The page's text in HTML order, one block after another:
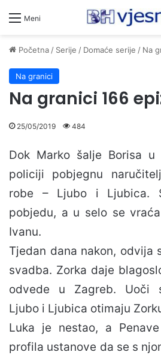
Meni
Početna/ Serije / Domaće serije / Na
Na granici
Na granici 166
25/05/2019 484
Dok Marko šalje Borisa u
policiji pobjegnu
robe – Ljubo i Ljubica.
pobjedu, a u selo se
Ivanu.
Tjedan dana nakon, odvija
svadba. Zorka daje
odvede u Zagreb. Uoči
Ljubo i Ljubica otimaju
Luka je nestao, a
profila ustanove da se s